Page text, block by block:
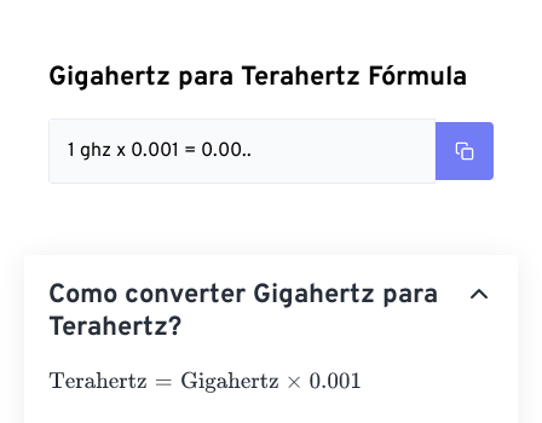
Gigahertz para Terahertz Fórmula
1 ghz x 0.001 = 0.00..
Como converter Gigahertz para
Terahertz?
Terahertz=Gigahertz×0.001